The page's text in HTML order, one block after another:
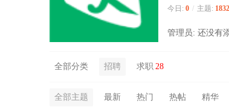
今日: 0 / 主题:
管理员: 还没有
全部分类 招聘 求职 28
全部主题 最新 热门 热帖 精华